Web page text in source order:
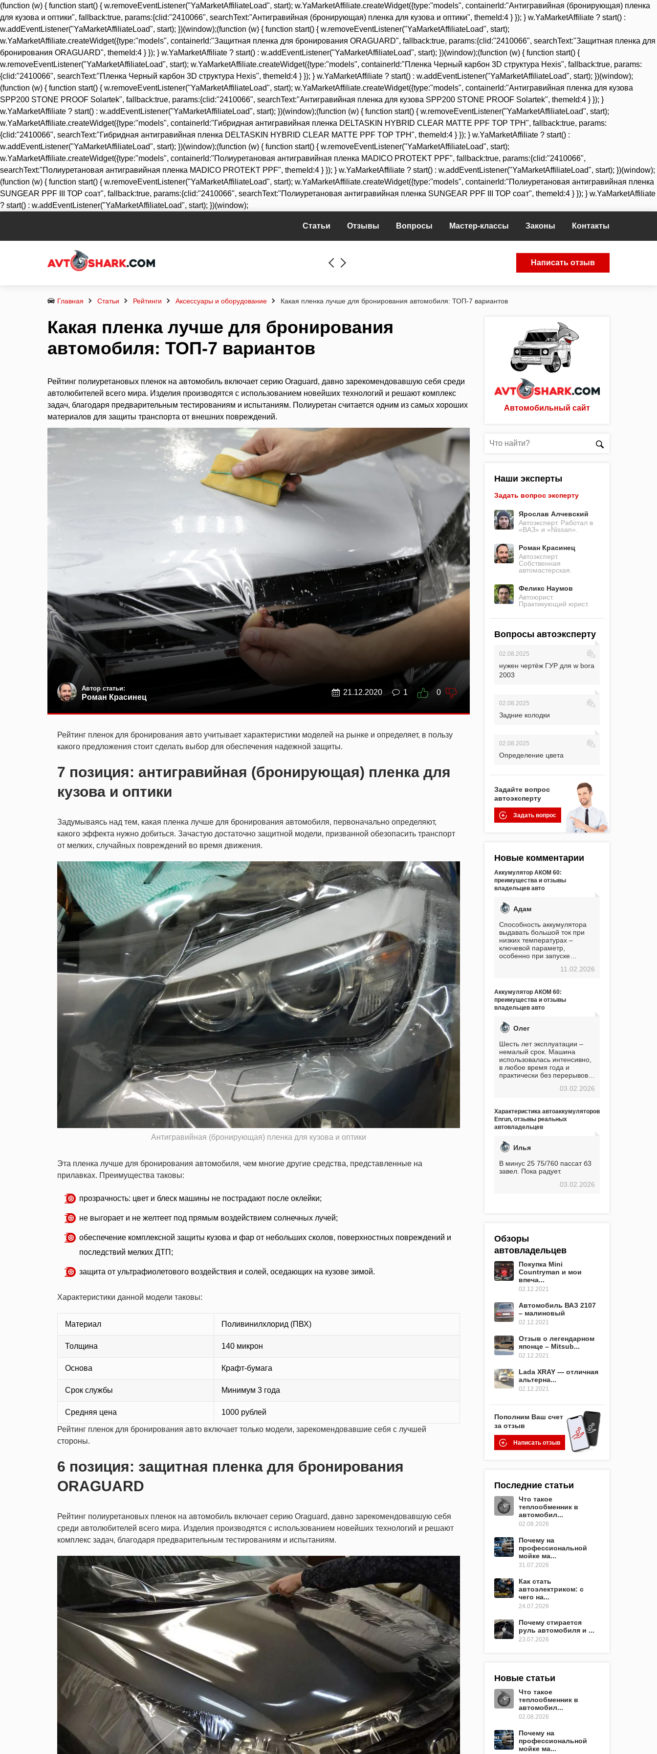
(function (w) { function start() { w.removeEventListener("YaMarketAffiliateLoad", start); w.YaMarketAffiliate.createWidget({type:"models", containerId:"Антигравийная (бронирующая) пленка
для кузова и оптики", fallback:true, params:{clid:"2410066", searchText:"Антигравийная (бронирующая) пленка для кузова и оптики", themeId:4 } }); } w.YaMarketAffiliate ? start() :
w.addEventListener("YaMarketAffiliateLoad", start); })(window);(function (w) { function start() { w.removeEventListener("YaMarketAffiliateLoad", start);
w.YaMarketAffiliate.createWidget({type:"models", containerId:"Защитная пленка для бронирования ORAGUARD", fallback:true, params:{clid:"2410066", searchText:"Защитная пленка для
бронирования ORAGUARD", themeId:4 } }); } w.YaMarketAffiliate ? start() : w.addEventListener("YaMarketAffiliateLoad", start); })(window);(function (w) { function start() {
w.removeEventListener("YaMarketAffiliateLoad", start); w.YaMarketAffiliate.createWidget({type:"models", containerId:"Пленка Черный карбон 3D структура Hexis", fallback:true, params:
{clid:"2410066", searchText:"Пленка Черный карбон 3D структура Hexis", themeId:4 } }); } w.YaMarketAffiliate ? start() : w.addEventListener("YaMarketAffiliateLoad", start); })(window);
(function (w) { function start() { w.removeEventListener("YaMarketAffiliateLoad", start); w.YaMarketAffiliate.createWidget({type:"models", containerId:"Антигравийная пленка для кузова
SPP200 STONE PROOF Solartek", fallback:true, params:{clid:"2410066", searchText:"Антигравийная пленка для кузова SPP200 STONE PROOF Solartek", themeId:4 } }); }
w.YaMarketAffiliate ? start() : w.addEventListener("YaMarketAffiliateLoad", start); })(window);(function (w) { function start() { w.removeEventListener("YaMarketAffiliateLoad", start);
w.YaMarketAffiliate.createWidget({type:"models", containerId:"Гибридная антигравийная пленка DELTASKIN HYBRID CLEAR MATTE PPF TOP TPН", fallback:true, params:
{clid:"2410066", searchText:"Гибридная антигравийная пленка DELTASKIN HYBRID CLEAR MATTE PPF TOP TPН", themeId:4 } }); } w.YaMarketAffiliate ? start() :
w.addEventListener("YaMarketAffiliateLoad", start); })(window);(function (w) { function start() { w.removeEventListener("YaMarketAffiliateLoad", start);
w.YaMarketAffiliate.createWidget({type:"models", containerId:"Полиуретановая антигравийная пленка MADICO PROTEKT PPF", fallback:true, params:{clid:"2410066",
searchText:"Полиуретановая антигравийная пленка MADICO PROTEKT PPF", themeId:4 } }); } w.YaMarketAffiliate ? start() : w.addEventListener("YaMarketAffiliateLoad", start); })(window);
(function (w) { function start() { w.removeEventListener("YaMarketAffiliateLoad", start); w.YaMarketAffiliate.createWidget({type:"models", containerId:"Полиуретановая антигравийная пленка
SUNGEAR PPF III ТОР соат", fallback:true, params:{clid:"2410066", searchText:"Полиуретановая антигравийная пленка SUNGEAR PPF III ТОР соат", themeId:4 } }); } w.YaMarketAffiliate
? start() : w.addEventListener("YaMarketAffiliateLoad", start); })(window);
Статьи Отзывы Вопросы Мастер-классы Законы Контакты
Написать отзыв
Главная Статьи Рейтинги Аксессуары и оборудование Какая пленка лучше для бронирования автомобиля: ТОП-7 вариантов
Какая пленка лучше для бронирования
автомобиля: ТОП-7 вариантов
Рейтинг полиуретановых пленок на автомобиль включает серию Oraguard, давно зарекомендовавшую себя среди
автолюбителей всего мира. Изделия производятся с использованием новейших технологий и решают комплекс
задач, благодаря предварительным тестированиям и испытаниям. Полиуретан считается одним из самых хороших
материалов для защиты транспорта от внешних повреждений.
Автор статьи:
Роман Красинец
21.12.2020 1 0
Рейтинг пленок для бронирования авто учитывает характеристики моделей на рынке и определяет, в пользу
какого предложения стоит сделать выбор для обеспечения надежной защиты.
7 позиция: антигравийная (бронирующая) пленка для
кузова и оптики
Задумываясь над тем, какая пленка лучше для бронирования автомобиля, первоначально определяют,
какого эффекта нужно добиться. Зачастую достаточно защитной модели, призванной обезопасить транспорт
от мелких, случайных повреждений во время движения.
Антигравийная (бронирующая) пленка для кузова и оптики
Эта пленка лучше для бронирования автомобиля, чем многие другие средства, представленные на
прилавках. Преимущества таковы:
прозрачность: цвет и блеск машины не пострадают после оклейки;
не выгорает и не желтеет под прямым воздействием солнечных лучей;
обеспечение комплексной защиты кузова и фар от небольших сколов, поверхностных повреждений и
последствий мелких ДТП;
защита от ультрафиолетового воздействия и солей, оседающих на кузове зимой.
Характеристики данной модели таковы:
Материал Поливинилхлорид (ПВХ)
Толщина 140 микрон
Основа Крафт-бумага
Срок службы Минимум 3 года
Средняя цена 1000 рублей
Рейтинг пленок для бронирования авто включает только модели, зарекомендовавшие себя с лучшей
стороны.
6 позиция: защитная пленка для бронирования
ORAGUARD
Рейтинг полиуретановых пленок на автомобиль включает серию Oraguard, давно зарекомендовавшую себя
среди автолюбителей всего мира. Изделия производятся с использованием новейших технологий и решают
комплекс задач, благодаря предварительным тестированиям и испытаниям.
Автомобильный сайт
Наши эксперты
Задать вопрос эксперту
Ярослав Алчевский
Автоэксперт. Работал в
«ВАЗ» и «Nissan».
Роман Красинец
Автоэксперт.
Собственная
автомастерская.
Феликс Наумов
Автоюрист.
Практикующий юрист.
Вопросы автоэксперту
02.08.2025
нужен чертёж ГУР для w bora
2003
02.08.2025
Задние колодки
02.08.2025
Определение цвета
Задайте вопрос
автоэксперту
Задать вопрос
Новые комментарии
Аккумулятор АКОМ 60:
преимущества и отзывы
владельцев авто
Адам
Способность аккумулятора
выдавать большой ток при
низких температурах –
ключевой параметр,
особенно при запуске
показывает, что данный
стоимость. Долго сомневался
перед приобретением, но в
итоге ни разу не пожалел.
вложение, избавляющее от
головной боли, связанной с
АКБ. Подтверждаю
11.02.2026
Аккумулятор АКОМ 60:
преимущества и отзывы
владельцев авто
Олег
Шесть лет эксплуатации –
немалый срок. Машина
использовалась интенсивно,
в любое время года и
практически без перерывов.
экстремальные морозы,
прогревался, чтобы избежать
проблем. И тем не менее, за
весь период использования
связанной с аккумулятором.
Прекрасный аккумулятор!
Недавно установил новый
АКОМ + EFB 75. Судя по
характеристикам, он даже
превосходит предыдущую
03.02.2026
Характеристика автоаккумуляторов
Enrun, отзывы реальных
автовладельцев
Илья
В минус 25 75/760 пассат б3
завел. Пока радует.
03.02.2026
Обзоры
автовладельцев
Покупка Mini
Countryman и мои
впеча...
02.12.2021
Автомобиль ВАЗ 2107
– малиновый
02.12.2021
Отзыв о легендарном
японце – Mitsub...
02.12.2021
Lada XRAY — отличная
альтерна...
02.12.2021
Пополним Ваш счет
за отзыв
Написать отзыв
Последние статьи
Что такое
теплообменник в
автомобил...
02.08.2026
Почему на
профессиональной
мойке ма...
31.07.2026
Как стать
автоэлектриком: с
чего на...
24.07.2026
Почему стирается
руль автомобиля и ...
23.07.2026
Новые статьи
Что такое
теплообменник в
автомобил...
02.08.2026
Почему на
профессиональной
мойке ма...